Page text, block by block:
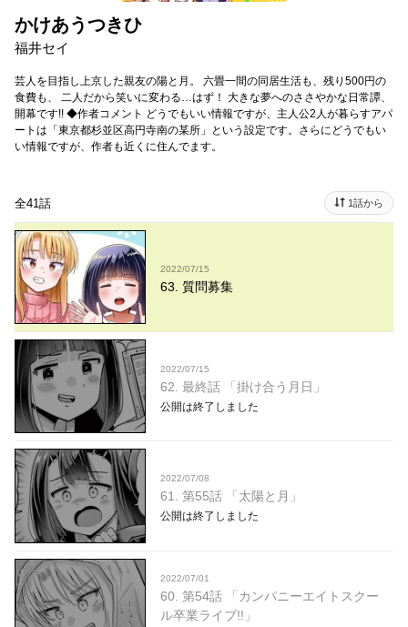
かけあうつきひ
福井セイ
芸人を目指し上京した親友の陽と月。 六畳一間の同居生活も、残り500円の
食費も、 二人だから笑いに変わる…はず！ 大きな夢へのささやかな日常譚、
開幕です!! ◆作者コメント どうでもいい情報ですが、主人公2人が暮らすアパ
ートは「東京都杉並区高円寺南の某所」という設定です。さらにどうでもい
い情報ですが、作者も近くに住んでます。
全41話 1話から
2022/07/15
63. 質問募集
2022/07/15
62. 最終話 「掛け合う月日」
公開は終了しました
2022/07/08
61. 第55話 「太陽と月」
公開は終了しました
2022/07/01
60. 第54話 「カンパニーエイトスクー
ル卒業ライブ!!」